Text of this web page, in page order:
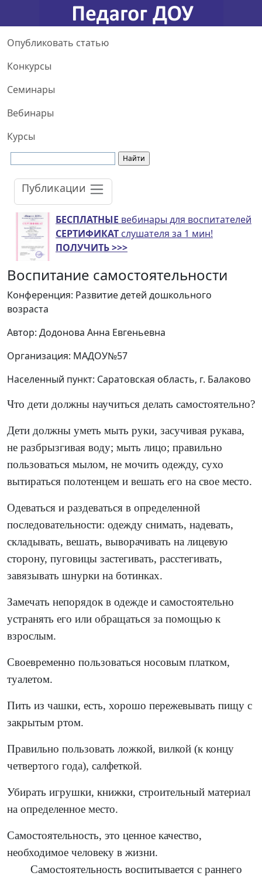
Опубликовать статью
Конкурсы
Семинары
Вебинары
Курсы
Публикации
БЕСПЛАТНЫЕ вебинары для воспитателей
СЕРТИФИКАТ слушателя за 1 мин!
ПОЛУЧИТЬ >>>
Воспитание самостоятельности
Конференция: Развитие детей дошкольного
возраста
Автор: Додонова Анна Евгеньевна
Организация: МАДОУ№57
Населенный пункт: Саратовская область, г. Балаково
Что дети должны научиться делать самостоятельно?
Дети должны уметь мыть руки, засучивая рукава,
не разбрызгивая воду; мыть лицо; правильно
пользоваться мылом, не мочить одежду, сухо
вытираться полотенцем и вешать его на свое место.
Одеваться и раздеваться в определенной
последовательности: одежду снимать, надевать,
складывать, вешать, выворачивать на лицевую
сторону, пуговицы застегивать, расстегивать,
завязывать шнурки на ботинках.
Замечать непорядок в одежде и самостоятельно
устранять его или обращаться за помощью к
взрослым.
Своевременно пользоваться носовым платком,
туалетом.
Пить из чашки, есть, хорошо пережевывать пищу с
закрытым ртом.
Правильно пользовать ложкой, вилкой (к концу
четвертого года), салфеткой.
Убирать игрушки, книжки, строительный материал
на определенное место.
Самостоятельность, это ценное качество,
необходимое человеку в жизни.
Самостоятельность воспитывается с раннего